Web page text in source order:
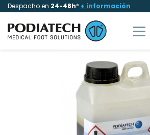
Despacho en 24-48h* + información